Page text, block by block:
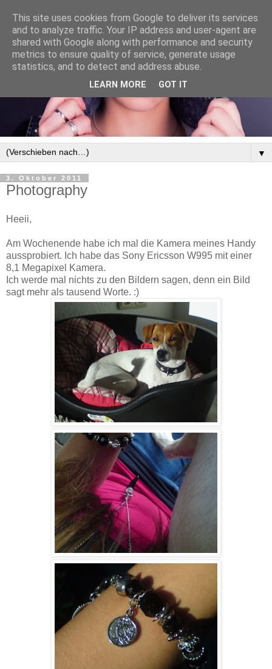
▼
3. Oktober 2011
Photography
Heeii,
Am Wochenende habe ich mal die Kamera meines Handy
aussprobiert. Ich habe das Sony Ericsson W995 mit einer
8,1 Megapixel Kamera.
Ich werde mal nichts zu den Bildern sagen, denn ein Bild
sagt mehr als tausend Worte. :)
This site uses cookies from Google to deliver its services
and to analyze traffic. Your IP address and user-agent are
shared with Google along with performance and security
metrics to ensure quality of service, generate usage
statistics, and to detect and address abuse.
LEARN MORE GOT IT